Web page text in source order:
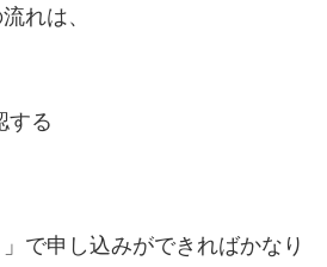
れは、
する
」で申し込みができればかなり